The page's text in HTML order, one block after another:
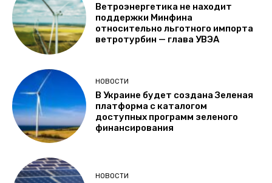
Ветроэнергетика не находит
поддержки Минфина
относительно льготного импорта
ветротурбин — глава УВЭА
НОВОСТИ
В Украине будет создана Зеленая
платформа с каталогом
доступных программ зеленого
финансирования
НОВОСТИ